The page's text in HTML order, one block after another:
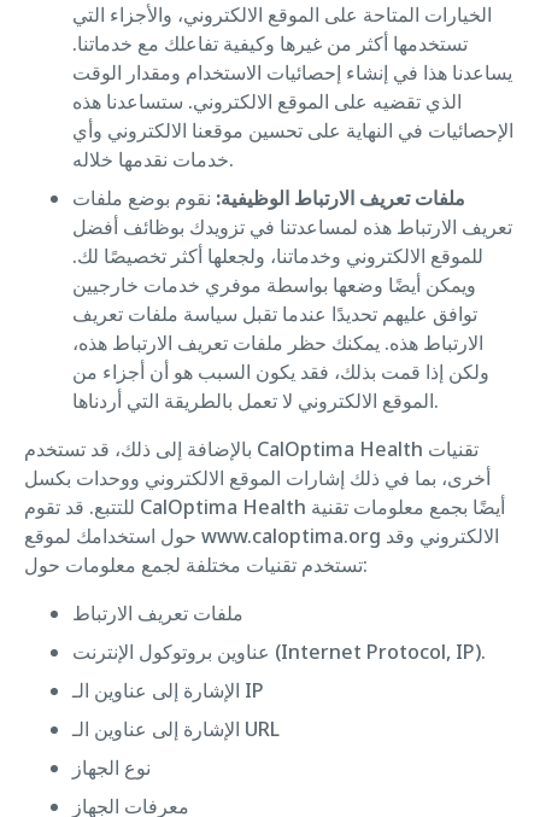
الخيارات المتاحة على الموقع الالكتروني، والأجزاء التي
تستخدمها أكثر من غيرها وكيفية تفاعلك مع خدماتنا.
يساعدنا هذا في إنشاء إحصائيات الاستخدام ومقدار الوقت
الذي تقضيه على الموقع الالكتروني. ستساعدنا هذه
الإحصائيات في النهاية على تحسين موقعنا الالكتروني وأي
خدمات نقدمها خلاله.
ملفات تعريف الارتباط الوظيفية: نقوم بوضع ملفات
تعريف الارتباط هذه لمساعدتنا في تزويدك بوظائف أفضل
للموقع الالكتروني وخدماتنا، ولجعلها أكثر تخصيصًا لك.
ويمكن أيضًا وضعها بواسطة موفري خدمات خارجيين
توافق عليهم تحديدًا عندما تقبل سياسة ملفات تعريف
الارتباط هذه. يمكنك حظر ملفات تعريف الارتباط هذه،
ولكن إذا قمت بذلك، فقد يكون السبب هو أن أجزاء من
الموقع الالكتروني لا تعمل بالطريقة التي أردناها.
بالإضافة إلى ذلك، قد تستخدم CalOptima Health تقنيات
أخرى، بما في ذلك إشارات الموقع الالكتروني ووحدات بكسل
للتتبع. قد تقوم CalOptima Health أيضًا بجمع معلومات تقنية
حول استخدامك لموقع www.caloptima.org الالكتروني وقد
تستخدم تقنيات مختلفة لجمع معلومات حول:
ملفات تعريف الارتباط
عناوين بروتوكول الإنترنت (Internet Protocol, IP).
الإشارة إلى عناوين الـ IP
الإشارة إلى عناوين الـ URL
نوع الجهاز
معرفات الجهاز